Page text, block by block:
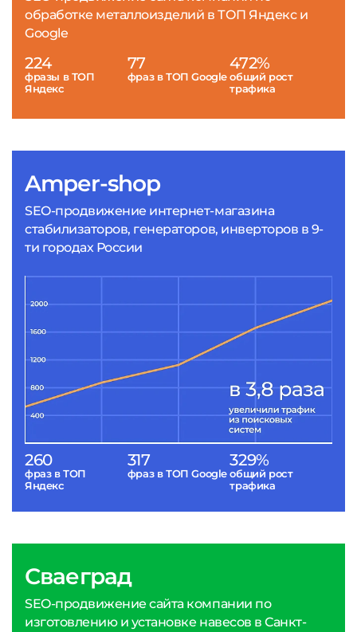
Amper-shop
SEO-продвижение интернет-магазина
стабилизаторов, генераторов, инверторов в 9-
ти городах России
260
фраз в ТОП
Яндекс
317
фраз в ТОП Google
329%
общий рост
трафика
обработке металлоизделий в ТОП Яндекс и
Google
224
фразы в ТОП
Яндекс
77
фраз в ТОП Google
472%
общий рост
трафика
Сваеград
SEO-продвижение сайта компании по
изготовлению и установке навесов в Санкт-